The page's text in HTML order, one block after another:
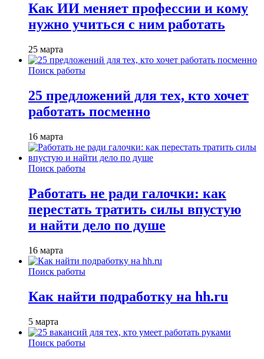
Как ИИ меняет профессии и кому
нужно учиться с ним работать
25 марта
Поиск работы
25 предложений для тех, кто хочет
работать посменно
16 марта
Поиск работы
Работать не ради галочки: как
перестать тратить силы впустую
и найти дело по душе
16 марта
Поиск работы
Как найти подработку на hh.ru
5 марта
Поиск работы